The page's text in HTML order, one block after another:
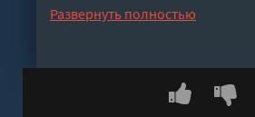
онлайн бесплатно без
Развернуть полностью